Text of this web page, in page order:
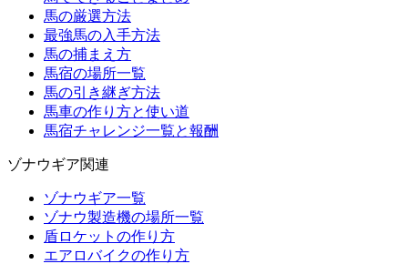
馬の厳選方法
最強馬の入手方法
馬の捕まえ方
馬宿の場所一覧
馬の引き継ぎ方法
馬車の作り方と使い道
馬宿チャレンジ一覧と報酬
ゾナウギア関連
ゾナウギア一覧
ゾナウ製造機の場所一覧
盾ロケットの作り方
エアロバイクの作り方